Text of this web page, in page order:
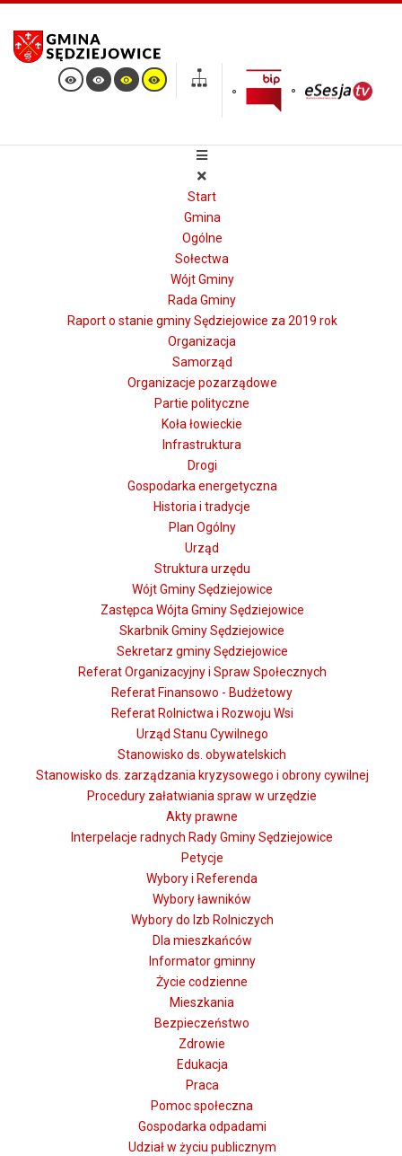
Start
Gmina
Ogólne
Sołectwa
Wójt Gminy
Rada Gminy
Raport o stanie gminy Sędziejowice za 2019 rok
Organizacja
Samorząd
Organizacje pozarządowe
Partie polityczne
Koła łowieckie
Infrastruktura
Drogi
Gospodarka energetyczna
Historia i tradycje
Plan Ogólny
Urząd
Struktura urzędu
Wójt Gminy Sędziejowice
Zastępca Wójta Gminy Sędziejowice
Skarbnik Gminy Sędziejowice
Sekretarz gminy Sędziejowice
Referat Organizacyjny i Spraw Społecznych
Referat Finansowo - Budżetowy
Referat Rolnictwa i Rozwoju Wsi
Urząd Stanu Cywilnego
Stanowisko ds. obywatelskich
Stanowisko ds. zarządzania kryzysowego i obrony cywilnej
Procedury załatwiania spraw w urzędzie
Akty prawne
Interpelacje radnych Rady Gminy Sędziejowice
Petycje
Wybory i Referenda
Wybory ławników
Wybory do Izb Rolniczych
Dla mieszkańców
Informator gminny
Życie codzienne
Mieszkania
Bezpieczeństwo
Zdrowie
Edukacja
Praca
Pomoc społeczna
Gospodarka odpadami
Udział w życiu publicznym